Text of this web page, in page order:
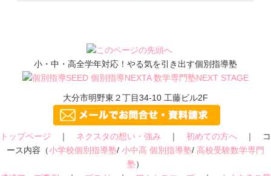
小・中・高全学年対応！やる気を引き出す個別指導塾
大分市明野東２丁目34-10 工藤ビル2F
トップページ ｜ ネクスタの想い・強み ｜ 初めての方へ ｜ コ
ース内容（小学校個別指導塾/ 小中高 個別指導塾/ 高校受験数学専門
塾）